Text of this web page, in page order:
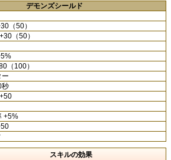
デモンズシールド
（50）
（50）
（100）
ー
秒
+5%
スキルの効果